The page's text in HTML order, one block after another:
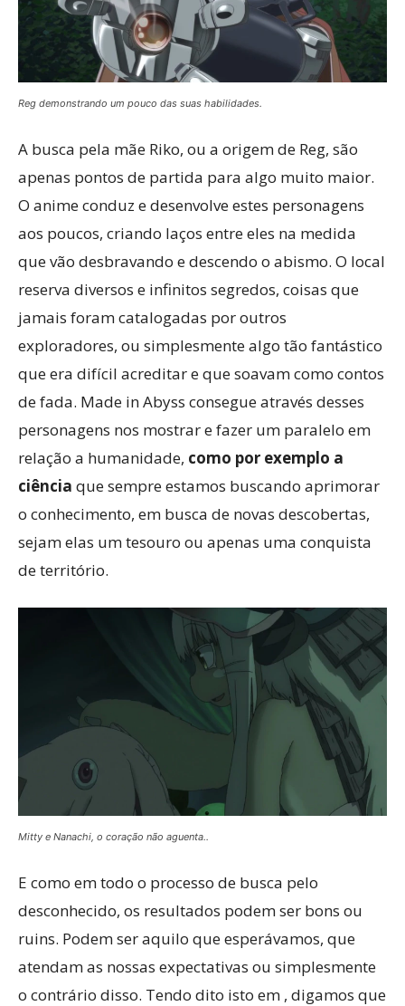
Reg demonstrando um pouco das suas habilidades.
A busca pela mãe Riko, ou a origem de Reg, são
apenas pontos de partida para algo muito maior.
O anime conduz e desenvolve estes personagens
aos poucos, criando laços entre eles na medida
que vão desbravando e descendo o abismo. O local
reserva diversos e infinitos segredos, coisas que
jamais foram catalogadas por outros
exploradores, ou simplesmente algo tão fantástico
que era difícil acreditar e que soavam como contos
de fada. Made in Abyss consegue através desses
personagens nos mostrar e fazer um paralelo em
relação a humanidade, como por exemplo a
ciência que sempre estamos buscando aprimorar
o conhecimento, em busca de novas descobertas,
sejam elas um tesouro ou apenas uma conquista
de território.
Mitty e Nanachi, o coração não aguenta..
E como em todo o processo de busca pelo
desconhecido, os resultados podem ser bons ou
ruins. Podem ser aquilo que esperávamos, que
atendam as nossas expectativas ou simplesmente
o contrário disso. Tendo dito isto em , digamos que